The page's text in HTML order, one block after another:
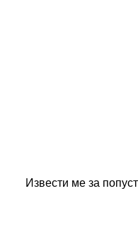
Извести ме за попуст